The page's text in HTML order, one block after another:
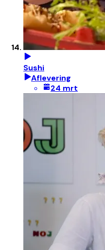
Sushi
Aflevering
24 mrt